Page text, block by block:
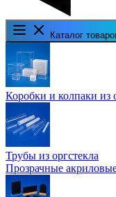
Каталог
Коробки и колпаки из
Трубы из оргстекла
Прозрачные